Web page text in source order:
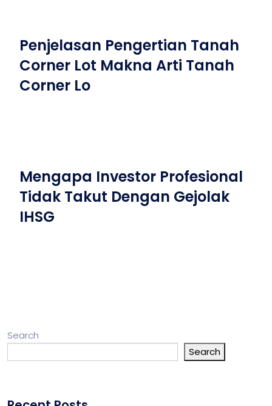
Penjelasan Pengertian Tanah
Corner Lot Makna Arti Tanah
Corner Lo
Mengapa Investor Profesional
Tidak Takut Dengan Gejolak
IHSG
Search
Search